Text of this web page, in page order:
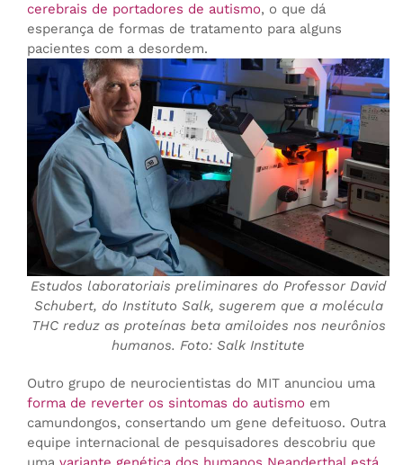
cerebrais de portadores de autismo, o que dá
esperança de formas de tratamento para alguns
pacientes com a desordem.
Estudos laboratoriais preliminares do Professor David
Schubert, do Instituto Salk, sugerem que a molécula
THC reduz as proteínas beta amiloides nos neurônios
humanos. Foto: Salk Institute
Outro grupo de neurocientistas do MIT anunciou uma
forma de reverter os sintomas do autismo em
camundongos, consertando um gene defeituoso. Outra
equipe internacional de pesquisadores descobriu que